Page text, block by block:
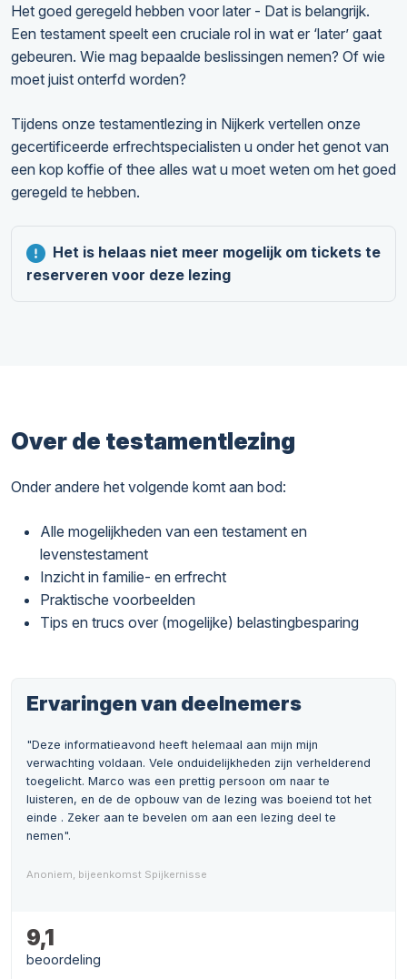
Het goed geregeld hebben voor later - Dat is belangrijk.
Een testament speelt een cruciale rol in wat er ‘later’ gaat
gebeuren. Wie mag bepaalde beslissingen nemen? Of wie
moet juist onterfd worden?
Tijdens onze testamentlezing in Nijkerk vertellen onze
gecertificeerde erfrechtspecialisten u onder het genot van
een kop koffie of thee alles wat u moet weten om het goed
geregeld te hebben.
Het is helaas niet meer mogelijk om tickets te
reserveren voor deze lezing
Over de testamentlezing
Onder andere het volgende komt aan bod:
Alle mogelijkheden van een testament en
levenstestament
Inzicht in familie- en erfrecht
Praktische voorbeelden
Tips en trucs over (mogelijke) belastingbesparing
Ervaringen van deelnemers
"Deze informatieavond heeft helemaal aan mijn mijn
verwachting voldaan. Vele onduidelijkheden zijn verhelderend
toegelicht. Marco was een prettig persoon om naar te
luisteren, en de de opbouw van de lezing was boeiend tot het
einde . Zeker aan te bevelen om aan een lezing deel te
nemen".
Anoniem, bijeenkomst Spijkernisse
9,1
beoordeling